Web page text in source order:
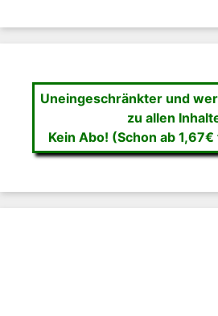
Uneingeschränkter und
zu allen
Kein Abo! (Schon ab